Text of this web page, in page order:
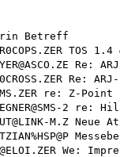
Betreff
TOS
Re:
Re:
re: Z-Point
2 re:
M.Z
We: